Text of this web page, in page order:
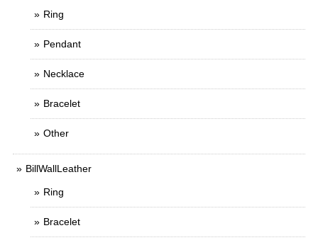
Ring
Pendant
Necklace
Bracelet
Other
BillWallLeather
Ring
Bracelet